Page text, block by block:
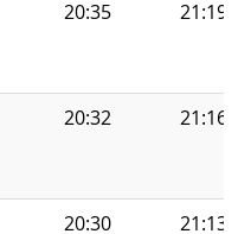
20:35 21:19
20:32 21:16
20:30 21:13